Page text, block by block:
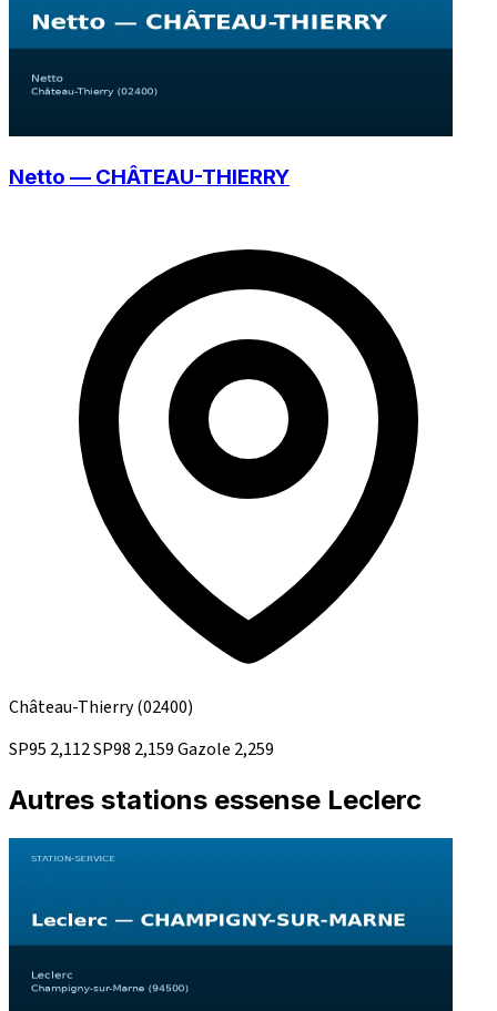
Netto — CHÂTEAU-THIERRY
Château-Thierry(02400)
SP95 2,112SP98 2,159Gazole 2,259
Autres stations essense Leclerc